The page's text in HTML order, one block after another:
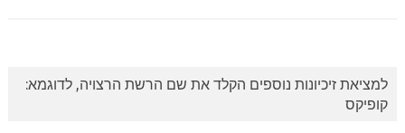
למציאת זיכיונות נוספים הקלד את שם הרשת הרצויה, לדוגמא:
קופיקס